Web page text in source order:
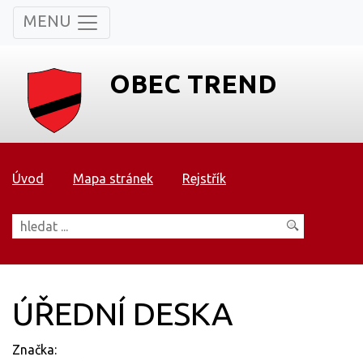
MENU
OBEC TREND
Úvod Mapa stránek Rejstřík
ÚŘEDNÍ DESKA
Značka: